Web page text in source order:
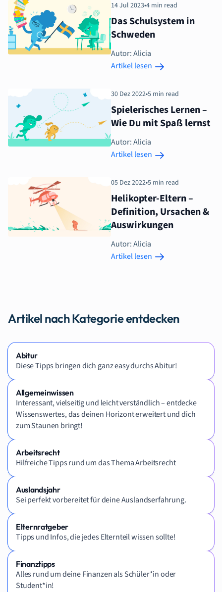
14 Jul 2023•4 min read
Das Schulsystem in
Schweden
Autor: Alicia
Artikel lesen
30 Dez 2022•5 min read
Spielerisches Lernen –
Wie Du mit Spaß lernst
Autor: Alicia
Artikel lesen
05 Dez 2022•5 min read
Helikopter-Eltern –
Definition, Ursachen &
Auswirkungen
Autor: Alicia
Artikel lesen
Artikel nach Kategorie entdecken
Abitur
Diese Tipps bringen dich ganz easy durchs Abitur!
Allgemeinwissen
Interessant, vielseitig und leicht verständlich – entdecke
Wissenswertes, das deinen Horizont erweitert und dich
zum Staunen bringt!
Arbeitsrecht
Hilfreiche Tipps rund um das Thema Arbeitsrecht
Auslandsjahr
Sei perfekt vorbereitet für deine Auslandserfahrung.
Elternratgeber
Tipps und Infos, die jedes Elternteil wissen sollte!
Finanztipps
Alles rund um deine Finanzen als Schüler*in oder
Student*in!